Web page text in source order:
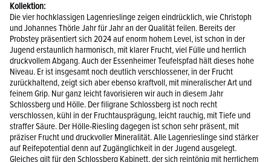
Kollektion:
Die vier hochklassigen Lagenrieslinge zeigen eindrücklich, wie Christoph
und Johannes Thörle Jahr für Jahr an der Qualität feilen. Bereits der
Probstey präsentiert sich 2024 auf enorm hohem Level, ist schon in der
Jugend erstaunlich harmonisch, mit klarer Frucht, viel Fülle und herrlich
druckvollem Abgang. Auch der Essenheimer Teufelspfad hält dieses hohe
Niveau. Er ist insgesamt noch deutlich verschlossener, in der Frucht
zurückhaltend, zeigt sich aber ebenso kraftvoll, mit mineralischer Art und
feinem Grip. Nur ganz leicht favorisieren wir auch in diesem Jahr
Schlossberg und Hölle. Der filigrane Schlossberg ist noch recht
verschlossen, kühl in der Fruchtausprägung, leicht rauchig, mit Tiefe und
straffer Säure. Der Hölle-Riesling dagegen ist schon sehr präsent, mit
präziser Frucht und druckvoller Mineralität. Alle Lagenrieslinge sind stärker
auf Reifepotential denn auf Zugänglichkeit in der Jugend ausgelegt.
Gleiches gilt für den Schlossberg Kabinett, der sich reintönig mit herrlichem